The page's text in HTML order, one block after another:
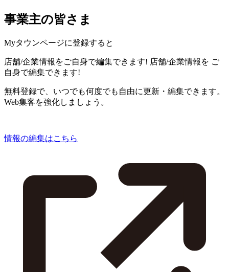
事業主の皆さま
Myタウンページに登録すると
店舗/企業情報をご自身で編集できます! 店舗/企業情報を ご
自身で編集できます!
無料登録で、いつでも何度でも自由に更新・編集できます。
Web集客を強化しましょう。
情報の編集はこちら